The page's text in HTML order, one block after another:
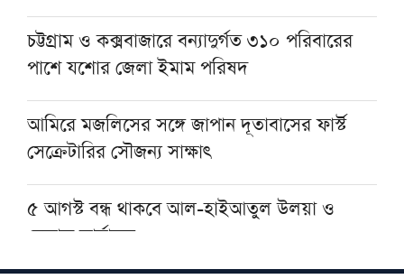
মসজিদের ছাদে বিদ্যুৎস্পৃষ্টে প্রাণ গেল মুয়াজ্জিনের
মুহাম্মদ (সা.)-কে সর্বশেষ নবী বিশ্বাস না করলে
মুসলমান থাকা যায় না: দেওবন্দের মুহতামিম
চট্টগ্রাম ও কক্সবাজারে বন্যাদুর্গত ৩১০ পরিবারের
পাশে যশোর জেলা ইমাম পরিষদ
আমিরে মজলিসের সঙ্গে জাপান দূতাবাসের ফার্স্ট
সেক্রেটারির সৌজন্য সাক্ষাৎ
৫ আগস্ট বন্ধ থাকবে আল-হাইআতুল উলয়া ও
বেফাক কার্যালয়